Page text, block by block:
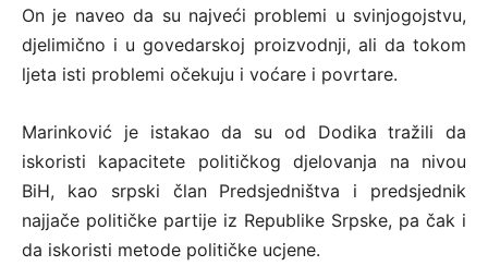
On je naveo da su najveći problemi u svinjogojstvu,
djelimično i u govedarskoj proizvodnji, ali da tokom
ljeta isti problemi očekuju i voćare i povrtare.
Marinković je istakao da su od Dodika tražili da
iskoristi kapacitete političkog djelovanja na nivou
BiH, kao srpski član Predsjedništva i predsjednik
najjače političke partije iz Republike Srpske, pa čak i
da iskoristi metode političke ucjene.